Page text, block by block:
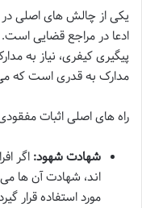
یکی از چالش های اصلی
ادعا در مراجع قضایی است.
پیگیری کیفری، نیاز به
مدارک به قدری است که می
راه های اصلی اثبات
شهادت شهود: اگر
اند، شهادت آن ها
مورد استفاده قرار